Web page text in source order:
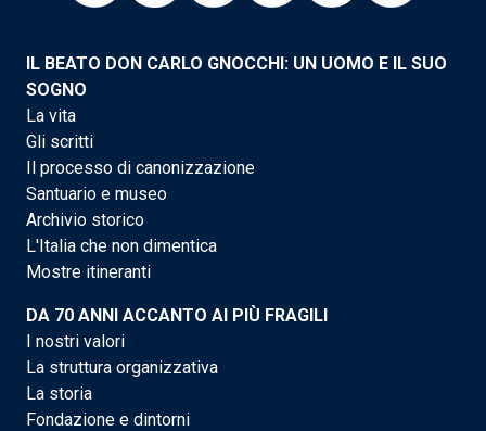
IL BEATO DON CARLO GNOCCHI: UN UOMO E IL SUO
SOGNO
La vita
Gli scritti
Il processo di canonizzazione
Santuario e museo
Archivio storico
L'Italia che non dimentica
Mostre itineranti
DA 70 ANNI ACCANTO AI PIÙ FRAGILI
I nostri valori
La struttura organizzativa
La storia
Fondazione e dintorni